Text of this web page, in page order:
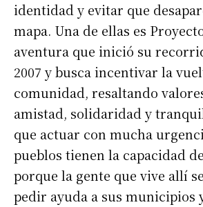
identidad y evitar que
mapa. Una de ellas es
aventura que inició su
2007 y busca incentivar la
comunidad, resaltando
amistad, solidaridad y
que actuar con mucha
pueblos tienen la capacidad
porque la gente que vive allí
pedir ayuda a sus municipios